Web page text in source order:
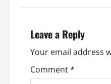
n
a
v
Leave a Reply
Your email address
Comment*